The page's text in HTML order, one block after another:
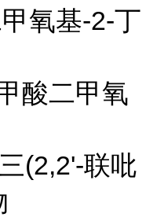
氧基-2-丁
酸二甲氧
(2,2'-联吡